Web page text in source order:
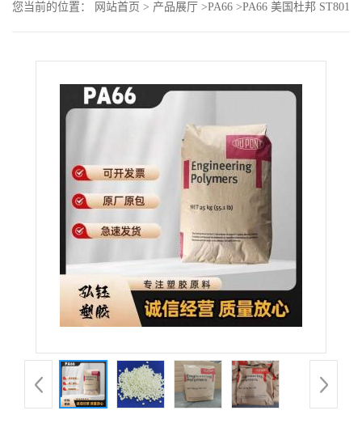
品
展
您当前的位置： 网站首页 > 产品展厅 >PA66 >PA66 美国杜邦 ST801